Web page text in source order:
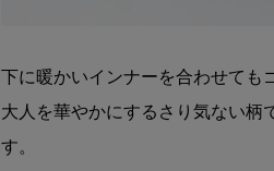
下に暖かいインナーを合わせても
大人を華やかにするさり気ない柄
す。